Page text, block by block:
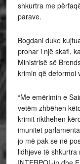
shkurtra me
parave.
Bogdani duke
pronar i një skafi,
Ministrisë së
krimin që deformoi
“Me emërimin e
vetëm zhbëhen
krimit rikthehen
imunitet
jo më pak se në
lidhjeve të